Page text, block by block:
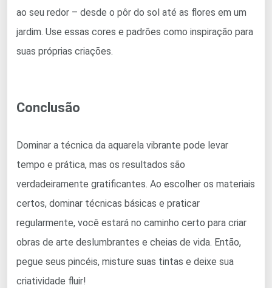
ao seu redor – desde o pôr do sol até as flores em um
jardim. Use essas cores e padrões como inspiração para
suas próprias criações.
Conclusão
Dominar a técnica da aquarela vibrante pode levar
tempo e prática, mas os resultados são
verdadeiramente gratificantes. Ao escolher os materiais
certos, dominar técnicas básicas e praticar
regularmente, você estará no caminho certo para criar
obras de arte deslumbrantes e cheias de vida. Então,
pegue seus pincéis, misture suas tintas e deixe sua
criatividade fluir!